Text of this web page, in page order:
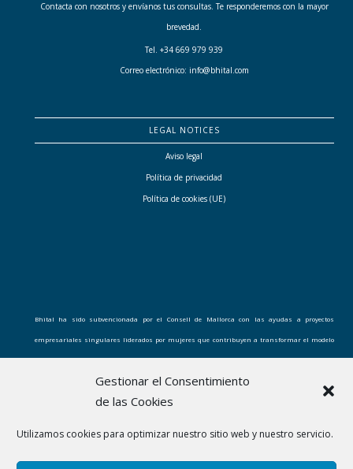
Gestionar el Consentimiento
de las Cookies
Utilizamos cookies para optimizar nuestro sitio web y nuestro servicio.
Contacta con nosotros y envíanos tus consultas. Te responderemos con la mayor
brevedad.
Tel. +34 669 979 939
Correo electrónico: info@bhital.com
LEGAL NOTICES
Aviso legal
Política de privacidad
Política de cookies (UE)
Bhital ha sido subvencionada por el Consell de Mallorca con las ayudas a proyectos
empresariales singulares liderados por mujeres que contribuyen a transformar el modelo
económico y social de Mallorca